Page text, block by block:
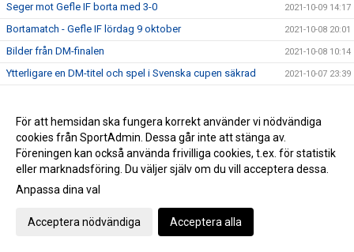
Seger mot Gefle IF borta med 3-0 2021-10-09 14:17
Bortamatch - Gefle IF lördag 9 oktober 2021-10-08 20:01
Bilder från DM-finalen 2021-10-08 10:14
Ytterligare en DM-titel och spel i Svenska cupen säkrad 2021-10-07 23:39
Uppdaterat bildspel från BK30 - Arboga Södra IF, div 4 2021-10-06 23:33
Serieseger division 4 efter storseger mot Arboga 2021-10-06 22:54
Förlust hemma mot Gamla Upsala med 7-0 2021-10-03 15:48
Stormatch på söndag - mot GUSK
Svenska Cupen mot KIF Örebro - välkomna!
Seger med 1-0 hemma mot Gefle IF
För att hemsidan ska fungera korrekt använder vi nödvändiga
cookies från SportAdmin. Dessa går inte att stänga av.
Föreningen kan också använda frivilliga cookies, t.ex. för statistik
eller marknadsföring. Du väljer själv om du vill acceptera dessa.
Anpassa dina val
Acceptera nödvändiga Acceptera alla